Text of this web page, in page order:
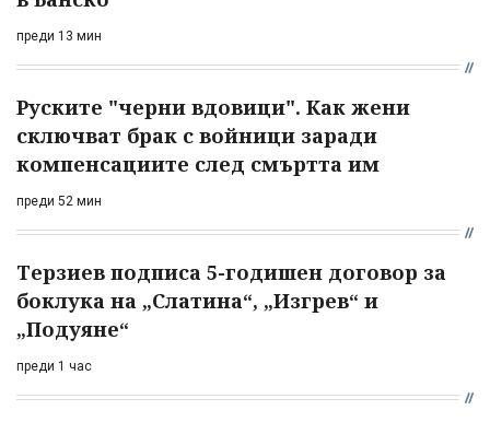
преди 13 мин
Руските "черни вдовици". Как жени
сключват брак с войници заради
компенсациите след смъртта им
преди 52 мин
Терзиев подписа 5-годишен договор за
боклука на „Слатина“, „Изгрев“ и
„Подуяне“
преди 1 час